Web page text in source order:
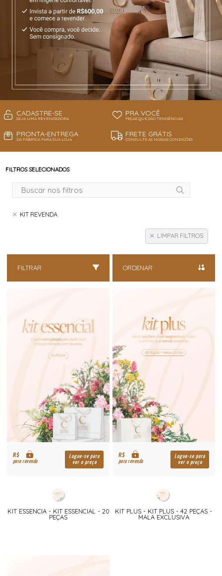
CADASTRE-SE
SEJA UMA REVENDEDORA
PRA VOCÊ
PEÇAS QUE SÃO TENDÊNCIAS!
PRONTA-ENTREGA
DA FÁBRICA PARA SUA LOJA
FRETE GRÁTIS
CONSULTE AS NOSSAS CONDIÇÕES
FILTROS SELECIONADOS
KIT REVENDA
LIMPAR FILTROS
FILTRAR ORDENAR
R$
para revenda
Logue-se para
ver o preço
KIT ESSENCIA - KIT ESSENCIAL - 20
PEÇAS
R$
para revenda
Logue-se para
ver o preço
KIT PLUS - KIT PLUS - 42 PEÇAS -
MALA EXCLUSIVA